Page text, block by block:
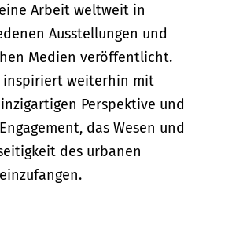
Arbeit weltweit in
Ausstellungen und
Medien veröffentlicht.
inspiriert weiterhin mit
Perspektive und
das Wesen und
des urbanen